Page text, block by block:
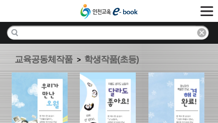
교육공동체작품 > 학생작품(초등)